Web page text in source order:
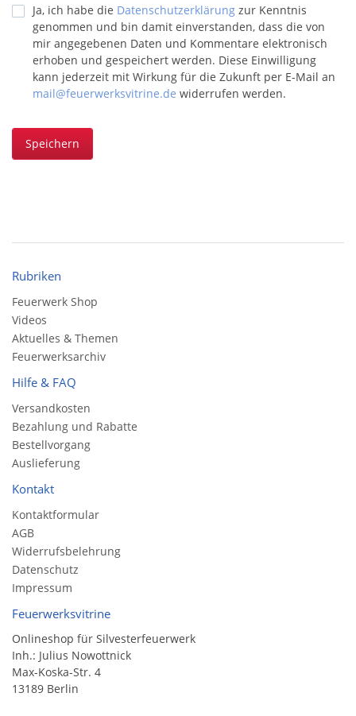
Ja, ich habe die Datenschutzerklärung zur Kenntnis
genommen und bin damit einverstanden, dass die von
mir angegebenen Daten und Kommentare elektronisch
erhoben und gespeichert werden. Diese Einwilligung
kann jederzeit mit Wirkung für die Zukunft per E-Mail an
mail@feuerwerksvitrine.de widerrufen werden.
Speichern
Rubriken
Feuerwerk Shop
Videos
Aktuelles & Themen
Feuerwerksarchiv
Hilfe & FAQ
Versandkosten
Bezahlung und Rabatte
Bestellvorgang
Auslieferung
Kontakt
Kontaktformular
AGB
Widerrufsbelehrung
Datenschutz
Impressum
Feuerwerksvitrine
Onlineshop für Silvesterfeuerwerk
Inh.: Julius Nowottnick
Max-Koska-Str. 4
13189 Berlin